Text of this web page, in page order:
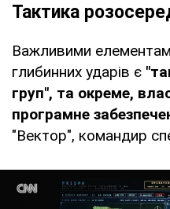
Тактика
Важливими
глибинних ударів є
груп", та окреме,
програмне
"Вектор", командир